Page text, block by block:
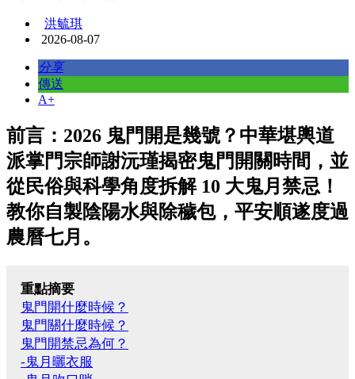
洪毓琪
2026-08-07
分享
傳送
A+
前言：2026 鬼門開是幾號？中華堪輿道
派掌門宗師謝沅瑾揭密鬼門開關時間，並
從民俗與科學角度拆解 10 大鬼月禁忌！
教你自製陰陽水與除穢包，平安順遂度過
農曆七月。
重點摘要
鬼門開什麼時候？
鬼門關什麼時候？
鬼門開禁忌為何？
-鬼月曬衣服